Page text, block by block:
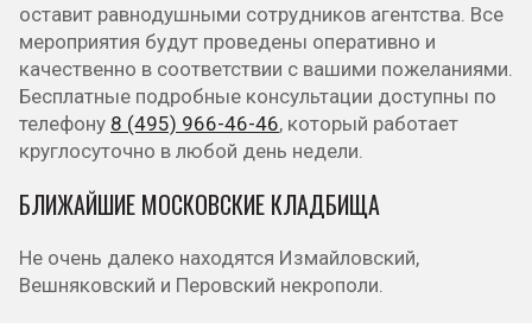
оставит равнодушными сотрудников агентства. Все
мероприятия будут проведены оперативно и
качественно в соответствии с вашими пожеланиями.
Бесплатные подробные консультации доступны по
телефону 8 (495) 966-46-46, который работает
круглосуточно в любой день недели.
БЛИЖАЙШИЕ МОСКОВСКИЕ КЛАДБИЩА
Не очень далеко находятся Измайловский,
Вешняковский и Перовский некрополи.